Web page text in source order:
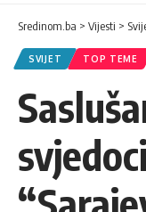
Sredinom.ba > Vijesti >
SVIJET TOP TEME